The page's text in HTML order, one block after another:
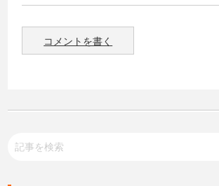
コメントを書く